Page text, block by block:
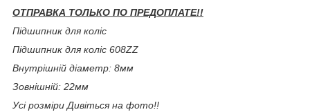
ОТПРАВКА ТОЛЬКО ПО ПРЕДОПЛАТЕ!!
Підшипник для коліс
Підшипник для коліс 608ZZ
Внутрішній діаметр: 8мм
Зовнішній: 22мм
Усі розміри Дивіться на фото!!